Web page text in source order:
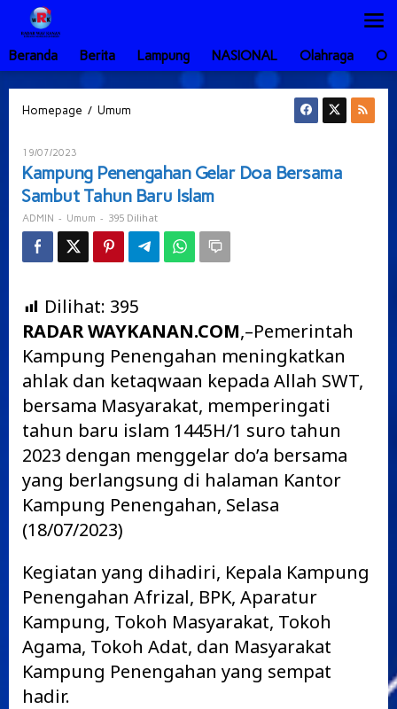
Lewati
konten
Beranda
Berita Lampung NASIONAL Olahraga
Homepage / Umum
Bersama
Sambut
Baru
Islam
19/07/2023
ADMIN
Kampung Penengahan Gelar Doa Bersama
Sambut Tahun Baru Islam
ADMIN - Umum - 395 Dilihat
Dilihat: 395
RADAR WAYKANAN.COM,–Pemerintah
Kampung Penengahan meningkatkan
ahlak dan ketaqwaan kepada Allah SWT,
bersama Masyarakat, memperingati
tahun baru islam 1445H/1 suro tahun
2023 dengan menggelar do’a bersama
yang berlangsung di halaman Kantor
Kampung Penengahan, Selasa
(18/07/2023)
Kegiatan yang dihadiri, Kepala Kampung
Penengahan Afrizal, BPK, Aparatur
Kampung, Tokoh Masyarakat, Tokoh
Agama, Tokoh Adat, dan Masyarakat
Kampung Penengahan yang sempat
hadir.